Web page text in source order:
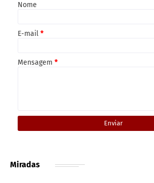
Nome
E-mail *
Mensagem *
Miradas